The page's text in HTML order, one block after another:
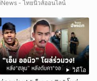
- ไทยนิวส์ออนไลน์
วิดีโอ